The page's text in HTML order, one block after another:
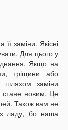
заміни. Якісні
Для цього у
Якщо на
тріщини або
шляхом заміни
новим. Це
Також вам не
ладу, бо наша